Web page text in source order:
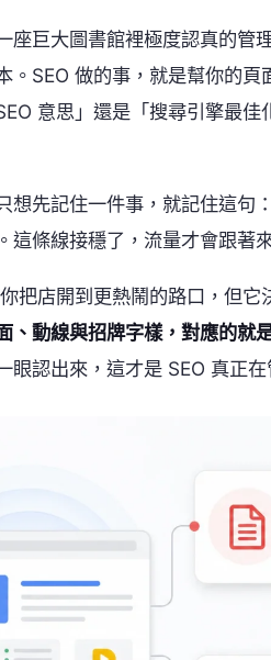
巨大圖書館裡極度認真的管
SEO 做的事，就是幫你的頁
意思」還是「搜尋引擎最佳
想先記住一件事，就記住這句
條線接穩了，流量才會跟著
把店開到更熱鬧的路口，但它
、動線與招牌字樣，對應的就
認出來，這才是 SEO 真正在